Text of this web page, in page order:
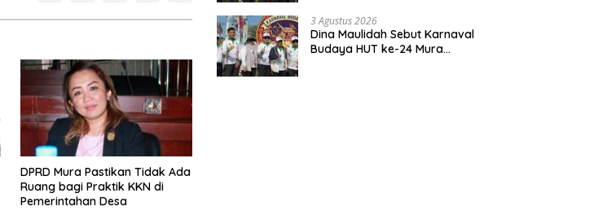
DPRD Mura Pastikan Tidak Ada
Ruang bagi Praktik KKN di
Pemerintahan Desa
3 Agustus 2026
Dina Maulidah Sebut Karnaval
Budaya HUT ke-24 Mura